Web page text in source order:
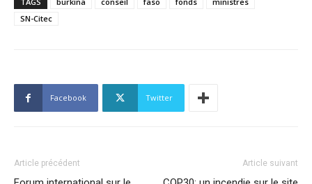
SN-Citec
Facebook Twitter
Article précédent Article suivant